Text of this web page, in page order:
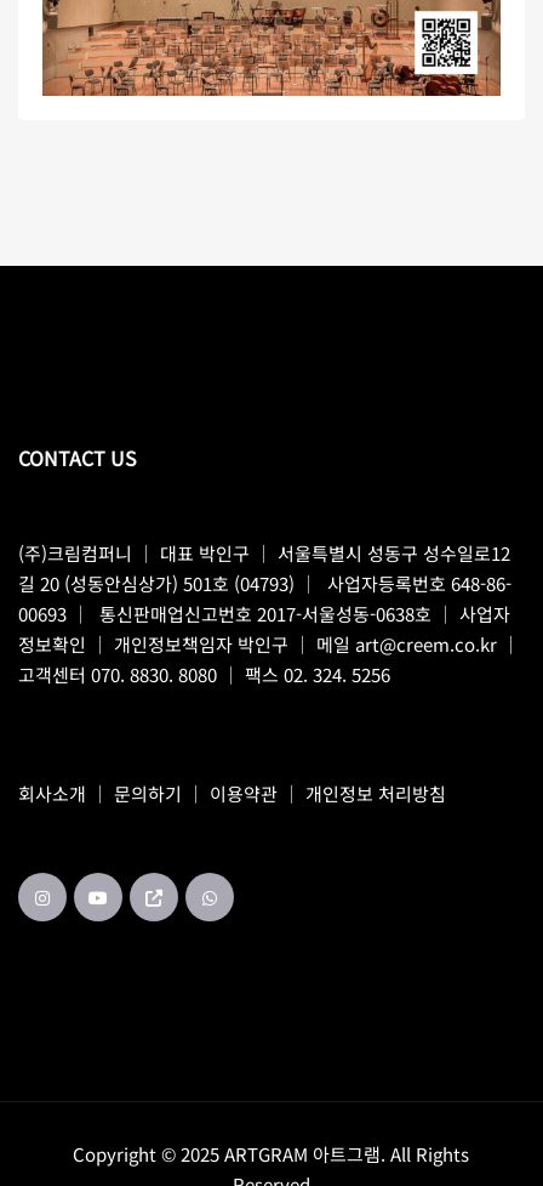
CONTACT US
(주)크림컴퍼니 ｜ 대표 박인구 ｜ 서울특별시 성동구 성수일로12
길 20 (성동안심상가) 501호 (04793) ｜ 사업자등록번호 648-86-
00693 ｜ 통신판매업신고번호 2017-서울성동-0638호 ｜ 사업자
정보확인 ｜ 개인정보책임자 박인구 ｜ 메일 art@creem.co.kr ｜
고객센터 070. 8830. 8080 ｜ 팩스 02. 324. 5256
회사소개 ｜ 문의하기 ｜ 이용약관 ｜ 개인정보 처리방침
Copyright © 2025 ARTGRAM 아트그램. All Rights